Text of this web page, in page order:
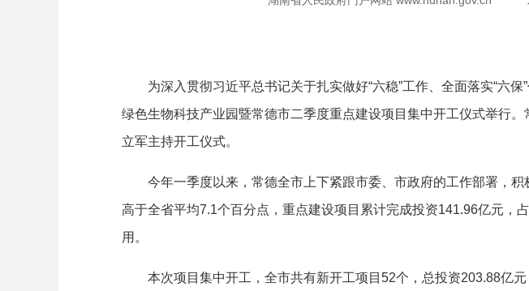
为深入贯彻习近平总书记关于扎实做好“六稳”工作、全面落实“六保
绿色生物科技产业园暨常德市二季度重点建设项目集中开工仪式举行
立军主持开工仪式。
今年一季度以来，常德全市上下紧跟市委、市政府的工作部署，积
高于全省平均7.1个百分点，重点建设项目累计完成投资141.96亿元，
用。
本次项目集中开工，全市共有新开工项目52个，总投资203.88亿元